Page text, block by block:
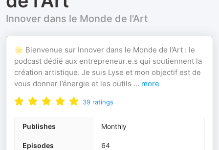
Innover dans le Monde de l'Art
🌟 Bienvenue sur Innover dans le Monde de l’Art : le
podcast dédié aux entrepreneur.e.s qui soutiennent la
création artistique. Je suis Lyse et mon objectif est de
vous donner l’énergie et les outils ... more
39 ratings
Publishes Monthly
Episodes 64